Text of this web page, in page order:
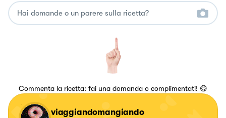
Commenta la ricetta: fai una domanda o complimentati! 😋
viaggiandomangiando